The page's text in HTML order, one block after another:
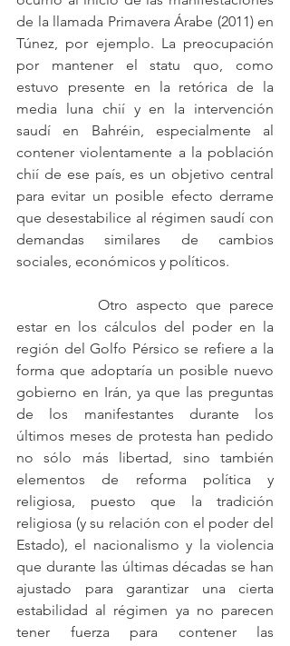
de la llamada Primavera Árabe (2011) en
Túnez, por ejemplo. La preocupación
por mantener el statu quo, como
estuvo presente en la retórica de la
media luna chií y en la intervención
saudí en Bahréin, especialmente al
contener violentamente a la población
chií de ese país, es un objetivo central
para evitar un posible efecto derrame
que desestabilice al régimen saudí con
demandas similares de cambios
sociales, económicos y políticos.
estar en los cálculos del poder en la
región del Golfo Pérsico se refiere a la
forma que adoptaría un posible nuevo
gobierno en Irán, ya que las preguntas
de los manifestantes durante los
últimos meses de protesta han pedido
no sólo más libertad, sino también
elementos de reforma política y
religiosa, puesto que la tradición
religiosa (y su relación con el poder del
Estado), el nacionalismo y la violencia
que durante las últimas décadas se han
ajustado para garantizar una cierta
estabilidad al régimen ya no parecen
tener fuerza para contener las